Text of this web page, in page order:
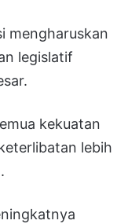
mengharuskan
legislatif
kekuatan
lebih